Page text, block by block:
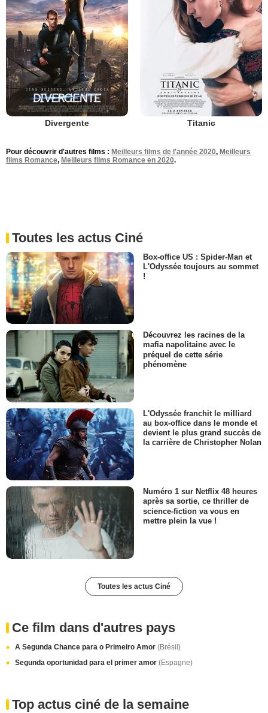
Divergente Titanic
Pour découvrir d'autres films : Meilleurs films de l'année 2020, Meilleurs
films Romance, Meilleurs films Romance en 2020.
Toutes les actus Ciné
Box-office US : Spider-Man et
L'Odyssée toujours au sommet
!
Découvrez les racines de la
mafia napolitaine avec le
préquel de cette série
phénomène
L'Odyssée franchit le milliard
au box-office dans le monde et
devient le plus grand succès de
la carrière de Christopher Nolan
Numéro 1 sur Netflix 48 heures
après sa sortie, ce thriller de
science-fiction va vous en
mettre plein la vue !
Toutes les actus Ciné
Ce film dans d'autres pays
A Segunda Chance para o Primeiro Amor (Brésil)
Segunda oportunidad para el primer amor (Espagne)
Top actus ciné de la semaine